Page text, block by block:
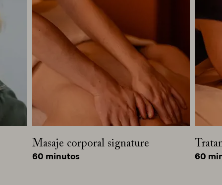
Masaje corporal signature
60 minutos
60